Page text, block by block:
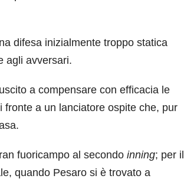
difesa inizialmente troppo statica
agli avversari.
a compensare con efficacia le
a un lanciatore ospite che, pur
fuoricampo al secondo inning; per il
quando Pesaro si è trovato a